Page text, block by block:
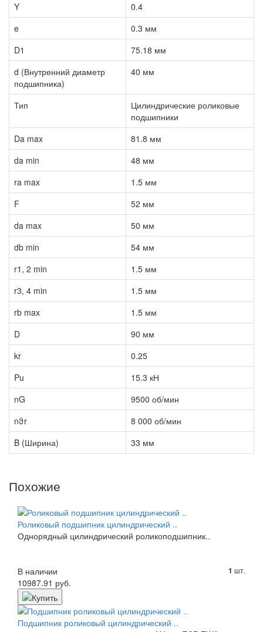
Y
0.4
e
0.3 мм
D1
75.18 мм
d (Внутренний диаметр
подшипника)
40 мм
Тип
Цилиндрические роликовые
подшипники
Da max
81.8 мм
da min
48 мм
ra max
1.5 мм
F
52 мм
da max
50 мм
db min
54 мм
r1, 2 min
1.5 мм
r3, 4 min
1.5 мм
rb max
1.5 мм
D
90 мм
kr
0.25
Pu
15.3 кН
nG
9500 об/мин
nϑr
8 000 об/мин
B (Ширина)
33 мм
Похожие
Роликовый подшипник цилиндрический ..
Однорядный цилиндрический роликоподшипник..
В наличии 1 шт.
10987.91 руб.
Подшипник роликовый цилиндрический ..